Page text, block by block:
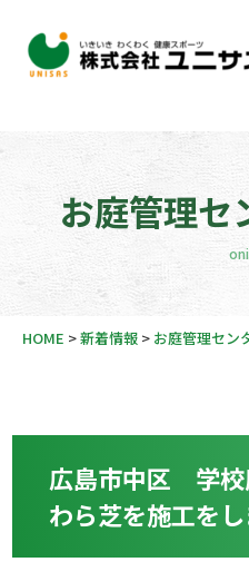
お庭管理セ
HOME >新着情報> お庭管理セン
広島市中区 学校
わら芝を施工を